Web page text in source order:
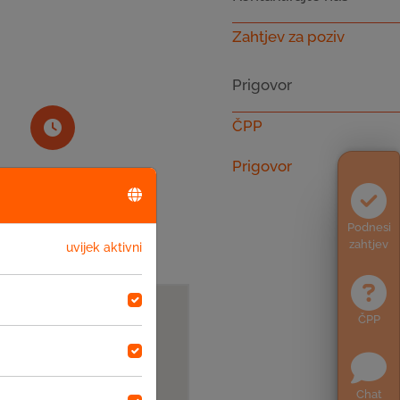
Podnesi
zahtjev
ČPP
Chat
uvijek aktivni
Zahtjev za poziv
Prigovor
ČPP
Prigovor